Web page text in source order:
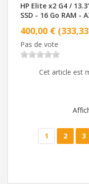
HP Elite x2 G4 /
SSD - 16 Go RAM -
400,00 €
Pas de vote
Cet article est
1 2 3